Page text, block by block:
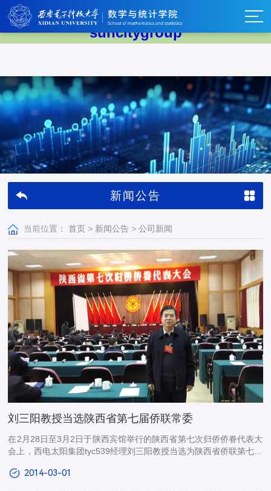
太阳集团tyc539(中国)有限公司-
suncitygroup
新闻公告
当前位置： 首页 > 新闻公告 > 公司新闻
刘三阳教授当选陕西省第七届侨联常委
在2月28日至3月2日于陕西宾馆举行的陕西省第七次归侨侨眷代表大
会上，西电太阳集团tyc539经理刘三阳教授当选为陕西省侨联第七届
2014-03-01